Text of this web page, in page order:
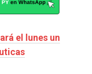
el lunes un